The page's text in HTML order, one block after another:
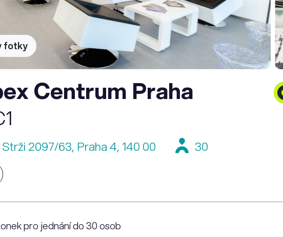
fotky
Centrum Praha
2097/63, Praha 4, 140 00 30
pro jednání do 30 osob